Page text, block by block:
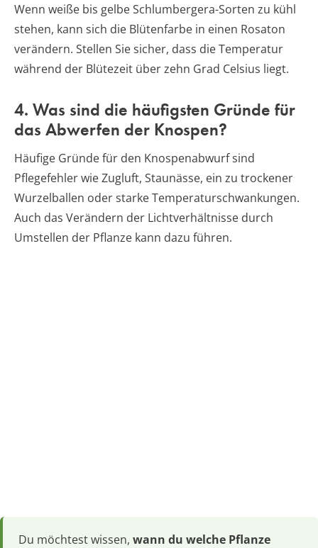
Wenn weiße bis gelbe Schlumbergera-Sorten zu kühl
stehen, kann sich die Blütenfarbe in einen Rosaton
verändern. Stellen Sie sicher, dass die Temperatur
während der Blütezeit über zehn Grad Celsius liegt.
4. Was sind die häufigsten Gründe für
das Abwerfen der Knospen?
Häufige Gründe für den Knospenabwurf sind
Pflegefehler wie Zugluft, Staunässe, ein zu trockener
Wurzelballen oder starke Temperaturschwankungen.
Auch das Verändern der Lichtverhältnisse durch
Umstellen der Pflanze kann dazu führen.
Du möchtest wissen, wann du welche Pflanze